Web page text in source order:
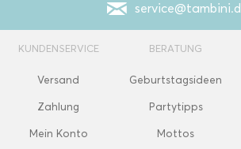
KUNDENSERVICE
Versand
Zahlung
Mein Konto
BERATUNG
Geburtstagsideen
Partytipps
Mottos